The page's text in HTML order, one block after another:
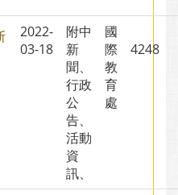
2022-
03-18
附中
新
聞、
行政
公
告、
活動
資
訊、
國
際
教
育
處
4248